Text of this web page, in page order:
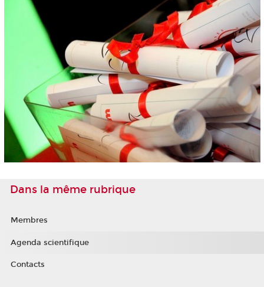
Dans la même rubrique
Membres
Agenda scientifique
Contacts